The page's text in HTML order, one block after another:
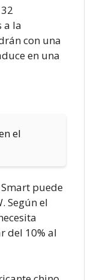
a la
con una
en una
el
puede
Según el
del 10% al